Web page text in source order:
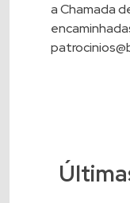
a Chamada